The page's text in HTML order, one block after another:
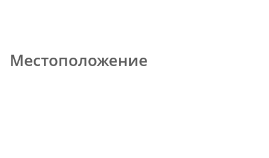
Местоположение